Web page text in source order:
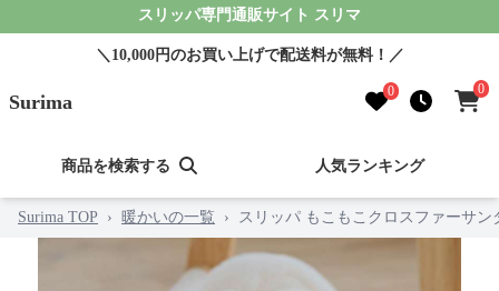
スリッパ専門通販サイト スリマ
＼10,000円のお買い上げで配送料が無料！／
Surima 0 0
商品を検索する 人気ランキング
Surima TOP › 暖かいの一覧 › スリッパ もこもこクロスファーサン